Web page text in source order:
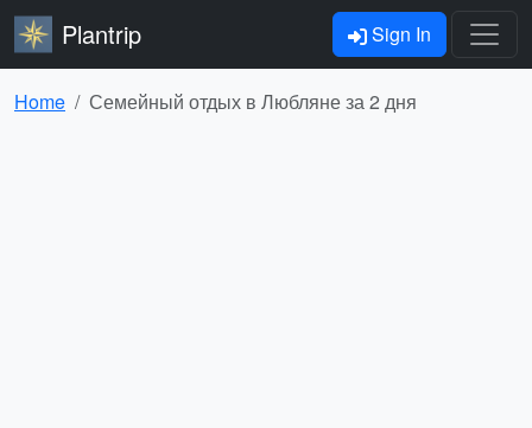
Plantrip Sign In
Home Семейный отдых в Любляне за 2 дня